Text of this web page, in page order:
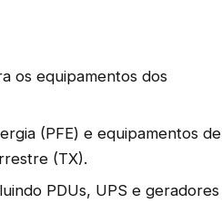
os equipamentos dos
(PFE) e equipamentos de
(TX).
PDUs, UPS e geradores